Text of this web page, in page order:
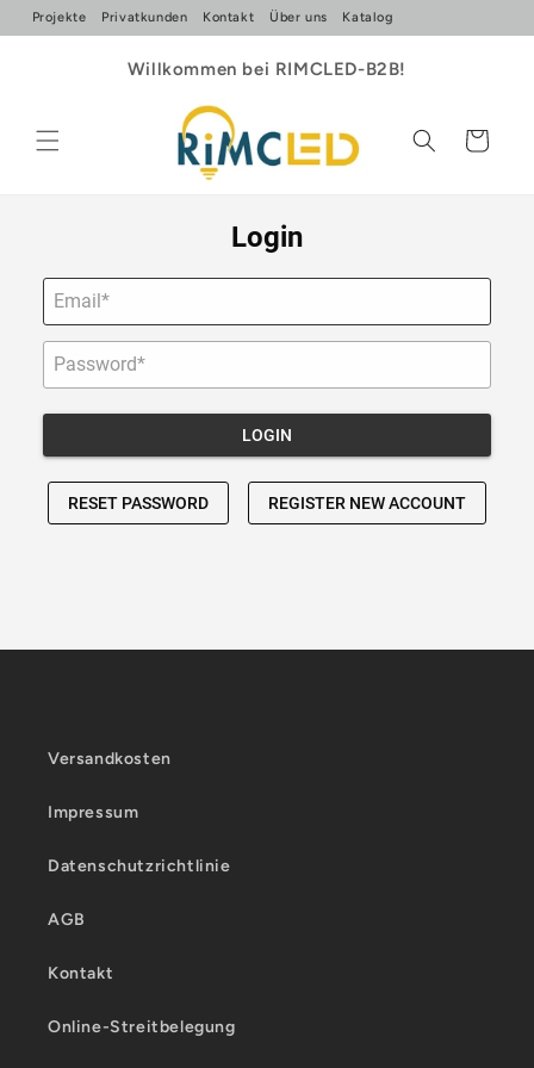
zum
Projekte Privatkunden Kontakt Über uns Katalog
Willkommen bei RIMCLED-B2B!
Warenkorb
Versandkosten
Impressum
Datenschutzrichtlinie
AGB
Kontakt
Online-Streitbelegung